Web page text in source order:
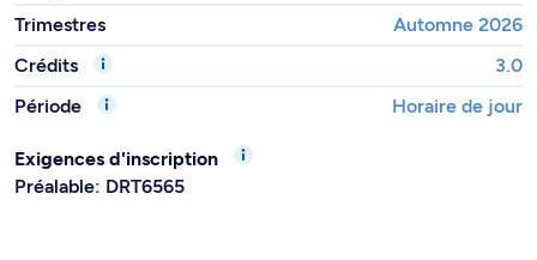
Trimestres
Automne 2026
Crédits
3.0
Période
Horaire de jour
Exigences d'inscription
Préalable: DRT6565